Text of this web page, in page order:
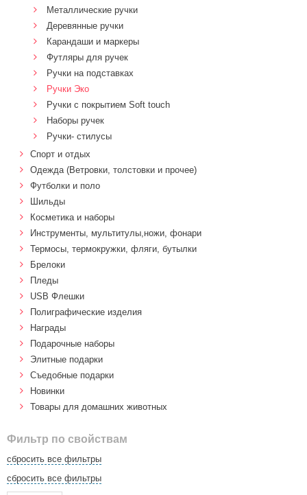
Металлические ручки
Деревянные ручки
Карандаши и маркеры
Футляры для ручек
Ручки на подставках
Ручки Эко
Ручки с покрытием Soft touch
Наборы ручек
Ручки- стилусы
Спорт и отдых
Одежда (Ветровки, толстовки и прочее)
Футболки и поло
Шильды
Косметика и наборы
Инструменты, мультитулы,ножи, фонари
Термосы, термокружки, фляги, бутылки
Брелоки
Пледы
USB Флешки
Полиграфические изделия
Награды
Подарочные наборы
Элитные подарки
Cъедобные подарки
Новинки
Товары для домашних животных
Фильтр по свойствам
сбросить все фильтры
сбросить все фильтры